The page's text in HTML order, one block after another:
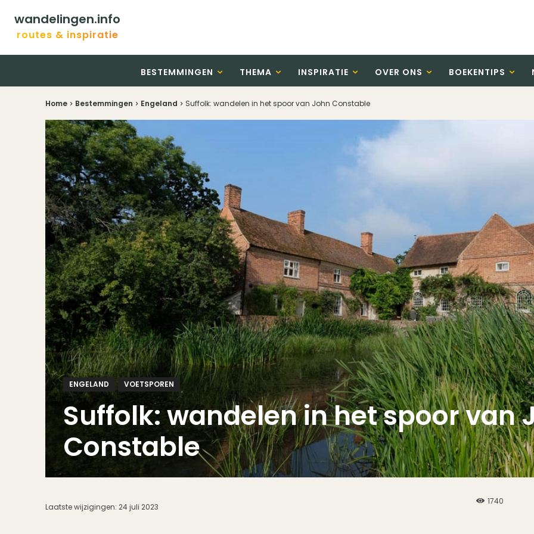
wandelingen.info
routes & inspiratie
BESTEMMINGEN THEMA INSPIRATIE OVER ONS BOEKENTIPS
Home Bestemmingen Engeland Suffolk: wandelen in het spoor van John Constable
ENGELAND VOETSPOREN
Suffolk: wandelen in het spoor van
Constable
Laatste wijzigingen: 24 juli 2023
1740